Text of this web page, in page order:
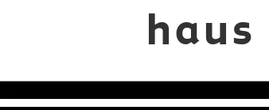
haus